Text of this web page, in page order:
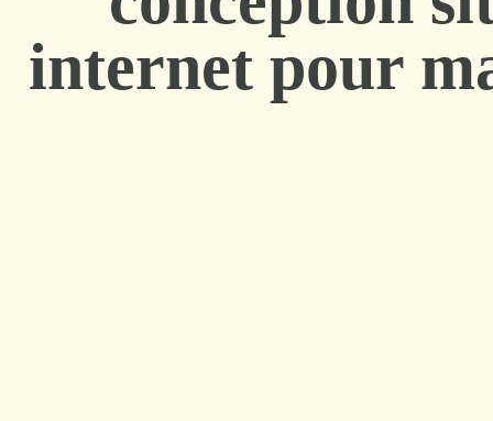
internet pour